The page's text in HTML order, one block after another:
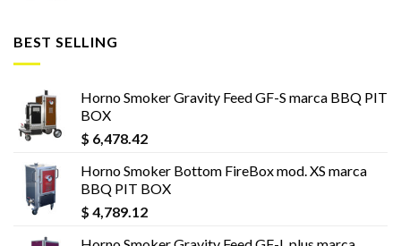
BEST SELLING
Horno Smoker Gravity Feed GF-S marca BBQ PIT
BOX
$ 6,478.42
Horno Smoker Bottom FireBox mod. XS marca
BBQ PIT BOX
$ 4,789.12